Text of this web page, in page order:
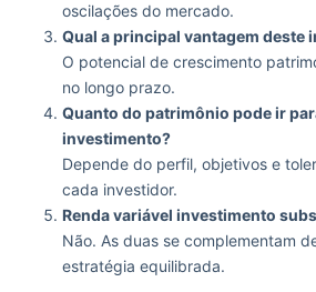
oscilações do mercado.
Qual a principal vantagem deste
O potencial de crescimento
no longo prazo.
Quanto do patrimônio pode ir
investimento?
Depende do perfil, objetivos e
cada investidor.
Renda variável investimento
Não. As duas se complementam
estratégia equilibrada.